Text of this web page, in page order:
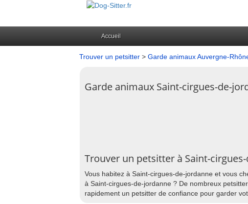
Accueil
Trouver un petsitter > Garde animaux Auvergne-
Garde animaux Saint-cirgues-de-
Trouver un petsitter à Saint-
Vous habitez à Saint-cirgues-de-jordanne et vous
à Saint-cirgues-de-jordanne ? De nombreux
rapidement un petsitter de confiance pour garder